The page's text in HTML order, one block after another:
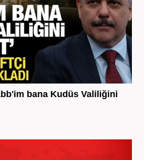
bana Kudüs Valiliğini